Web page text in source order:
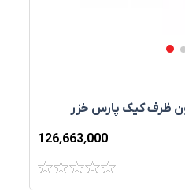
ظرف کيک پارس خزر
126٬663٬000